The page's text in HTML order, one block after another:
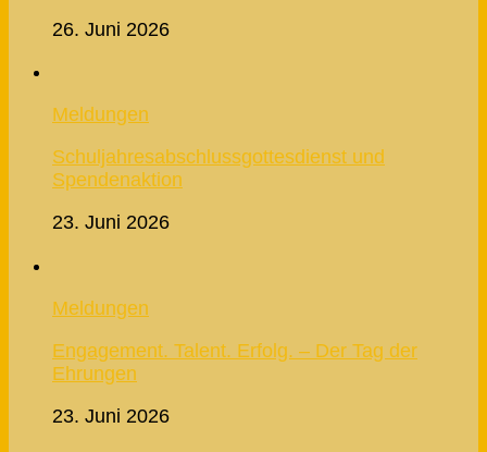
26. Juni 2026
Meldungen
Schuljahresabschlussgottesdienst und
Spendenaktion
23. Juni 2026
Meldungen
Engagement. Talent. Erfolg. – Der Tag der
Ehrungen
23. Juni 2026